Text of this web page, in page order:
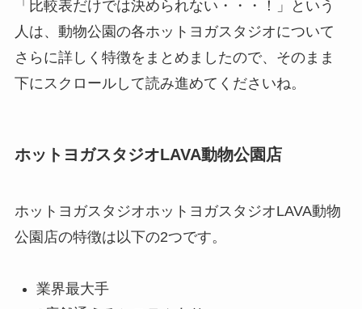
「比較表だけでは決められない・・・！」という
人は、動物公園の各ホットヨガスタジオについて
さらに詳しく特徴をまとめましたので、そのまま
下にスクロールして読み進めてくださいね。
ホットヨガスタジオLAVA動物公園店
ホットヨガスタジオホットヨガスタジオLAVA動物
公園店の特徴は以下の2つです。
業界最大手